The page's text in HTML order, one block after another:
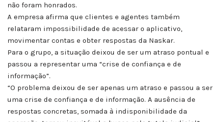
não foram honrados.
A empresa afirma que clientes e agentes também
relataram impossibilidade de acessar o aplicativo,
movimentar contas e obter respostas da Naskar.
Para o grupo, a situação deixou de ser um atraso pontual e
passou a representar uma “crise de confiança e de
informação”.
“O problema deixou de ser apenas um atraso e passou a ser
uma crise de confiança e de informação. A ausência de
respostas concretas, somada à indisponibilidade da